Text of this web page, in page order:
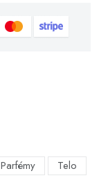
Parfémy
Telo